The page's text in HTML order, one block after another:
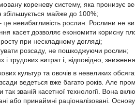
кореневу систему, яка пронизує
збільшується майже до 100%;
невибагливість рослин. Рослини не
касет дозволяє економити корисну
при нескладному догляді;
розсаду, не пошкоджуючи рослин;
трудових витрат і, відповідно, зниження
культур та овочів в невеликих
ведеться вже багато років. Але
званій касетної технології. Вона
або принаймні раціоналізовані.